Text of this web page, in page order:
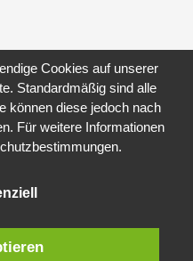
Cookies auf unserer
Standardmäßig sind alle
können diese jedoch nach
Für weitere Informationen